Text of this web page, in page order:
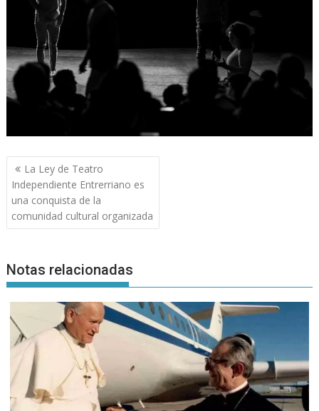
Navegación
de
entradas
La Ley de Teatro
Independiente Entrerriano es
una conquista de la
comunidad cultural organizada
Notas relacionadas